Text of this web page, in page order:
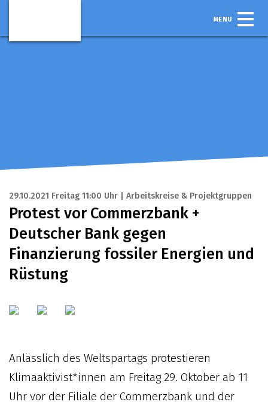
MENU
29.10.2021 Freitag 11:00 Uhr | Arbeitskreise & Projektgruppen
Protest vor Commerzbank +
Deutscher Bank gegen
Finanzierung fossiler Energien und
Rüstung
Anlässlich des Weltspartags protestieren
Klimaaktivist*innen am Freitag 29. Oktober ab 11
Uhr vor der Filiale der Commerzbank und der